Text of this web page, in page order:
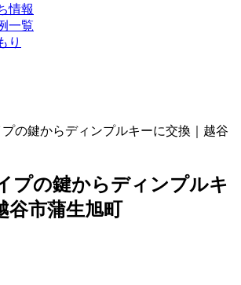
情報
一覧
り
の鍵からディンプルキーに交換｜越谷
プの鍵からディンプルキ
谷市蒲生旭町